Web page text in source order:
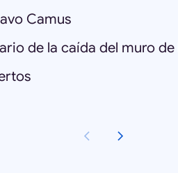
Camus
de la caída del muro de